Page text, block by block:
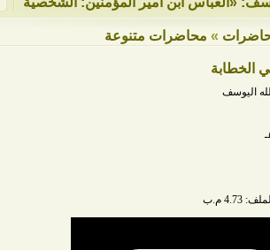
» محاضرات متنوعة
الخطابة
اليوسف
4.73 م.ب